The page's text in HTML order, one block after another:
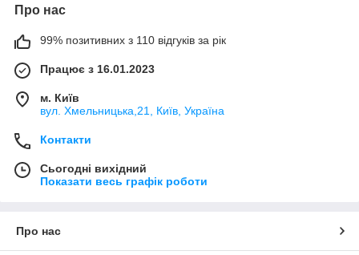
Про нас
99% позитивних з 110 відгуків за рік
Працює з 16.01.2023
м. Київ
вул. Хмельницька,21, Київ, Україна
Контакти
Сьогодні вихідний
Показати весь графік роботи
Про нас